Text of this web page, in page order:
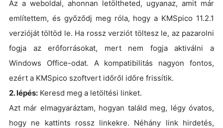
Az a weboldal, ahonnan letöltheted, ugyanaz, amit már
említettem, és győződj meg róla, hogy a KMSpico 11.2.1
verzióját töltöd le. Ha rossz verziót töltesz le, az pazarolni
fogja az erőforrásokat, mert nem fogja aktiválni a
Windows Office-odat. A kompatibilitás nagyon fontos,
ezért a KMSpico szoftvert időről időre frissítik.
2. lépés: Keresd meg a letöltési linket.
Azt már elmagyaráztam, hogyan találd meg, légy óvatos,
hogy ne kattints rossz linkekre. Néhány link hirdetés,